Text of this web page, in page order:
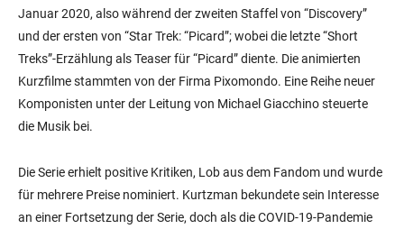
Januar 2020, also während der zweiten Staffel von “Discovery”
und der ersten von “Star Trek: “Picard”; wobei die letzte “Short
Treks”-Erzählung als Teaser für “Picard” diente. Die animierten
Kurzfilme stammten von der Firma Pixomondo. Eine Reihe neuer
Komponisten unter der Leitung von Michael Giacchino steuerte
die Musik bei.
Die Serie erhielt positive Kritiken, Lob aus dem Fandom und wurde
für mehrere Preise nominiert. Kurtzman bekundete sein Interesse
an einer Fortsetzung der Serie, doch als die COVID-19-Pandemie